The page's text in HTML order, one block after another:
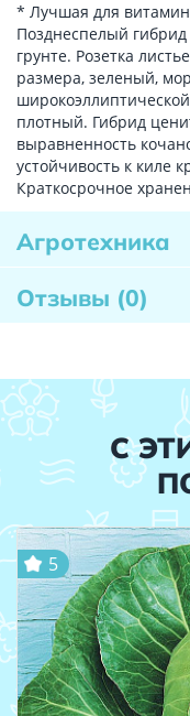
* Лучшая для
Позднеспелый
грунте. Розетка
размера, зеленый,
плотный. Гибрид
выравненность
устойчивость к киле
Краткосрочное
Агротехника
Отзывы (0)
С
5